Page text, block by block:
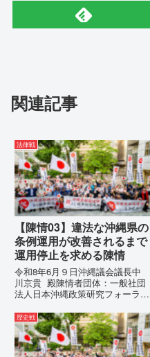
関連記事
法律戦
【陳情03】違法な沖縄県の
条例運用が改善されるまで
運用停止を求める陳情
令和8年6月９日沖縄議会議長中
川京貴 殿陳情者団体：一般社団
法人日本沖縄政策研究フォーラム
所：沖縄県那覇市電 話：080-違
法な沖縄県の条例運用が改善され
るまで運用停止を求める陳情陳情
の趣旨沖縄県は、「沖縄県...
歴史戦